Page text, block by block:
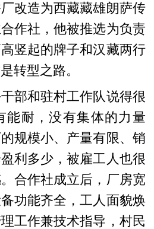
改造为西藏藏雄朗萨传
作社，他被推选为负责
竖起的牌子和汉藏两行
转型之路。
和驻村工作队说得很
能耐，没有集体的力量
规模小、产量有限、销
利多少，被雇工人也很
合作社成立后，厂房宽
功能齐全，工人面貌焕
工作兼技术指导，村民